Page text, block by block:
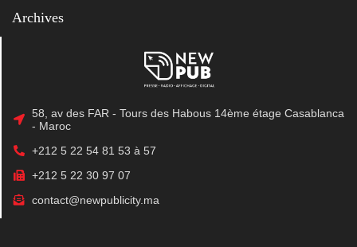
Archives
58, av des FAR - Tours des Habous 14ème étage Casablanca
- Maroc
+212 5 22 54 81 53 à 57
+212 5 22 30 97 07
contact@newpublicity.ma